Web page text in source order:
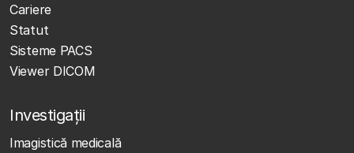
Cariere
Statut
Sisteme PACS
Viewer DICOM
Investigații
Imagistică medicală